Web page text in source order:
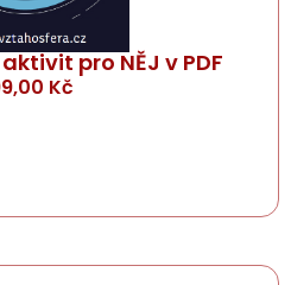
pro NĚJ v PDF
Kč